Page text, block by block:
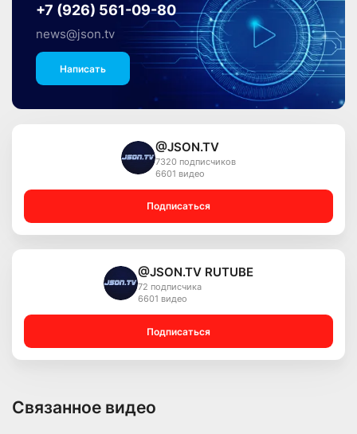
+7 (926) 561-09-80
news@json.tv
Написать
@JSON.TV
7320 подписчиков
6601 видео
Подписаться
@JSON.TV RUTUBE
72 подписчика
6601 видео
Подписаться
Связанное видео